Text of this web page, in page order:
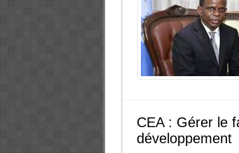
CEA : Gérer le
développement